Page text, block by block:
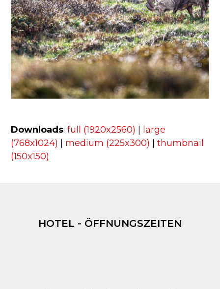
Downloads:full (1920x2560) | large
(768x1024) | medium (225x300) |thumbnail
(150x150)
HOTEL - ÖFFNUNGSZEITEN